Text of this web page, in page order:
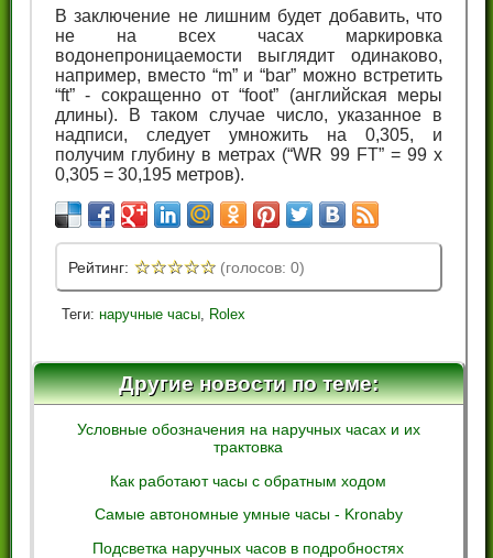
В заключение не лишним будет добавить, что
не на всех часах маркировка
водонепроницаемости выглядит одинаково,
например, вместо “m” и “bar” можно встретить
“ft” - сокращенно от “foot” (английская меры
длины). В таком случае число, указанное в
надписи, следует умножить на 0,305, и
получим глубину в метрах (“WR 99 FT” = 99 х
0,305 = 30,195 метров).
Рейтинг: ☆☆☆☆☆(голосов: 0)
Теги:наручные часы, Rolex
Другие новости по теме:
Условные обозначения на наручных часах и их
трактовка
Как работают часы с обратным ходом
Самые автономные умные часы - Kronaby
Подсветка наручных часов в подробностях